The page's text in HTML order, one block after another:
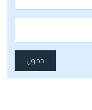
دخول